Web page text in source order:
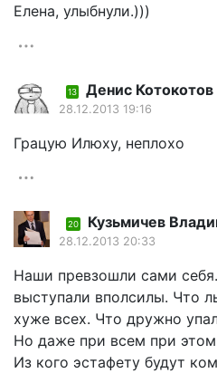
Елена, улыбнули.)))
13 Денис Котокотов
28.12.2013 19:16
Грацую Илюху, неплохо
20 Кузьмичев
28.12.2013 20:33
Наши превзошли сами
выступали вполсилы. Что
хуже всех. Что дружно
Но даже при всем при
Из кого эстафету будут